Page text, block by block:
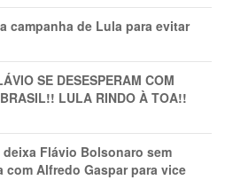
campanha de Lula para evitar
SE DESESPERAM COM
LULA RINDO À TOA!!
Flávio Bolsonaro sem
com Alfredo Gaspar para vice